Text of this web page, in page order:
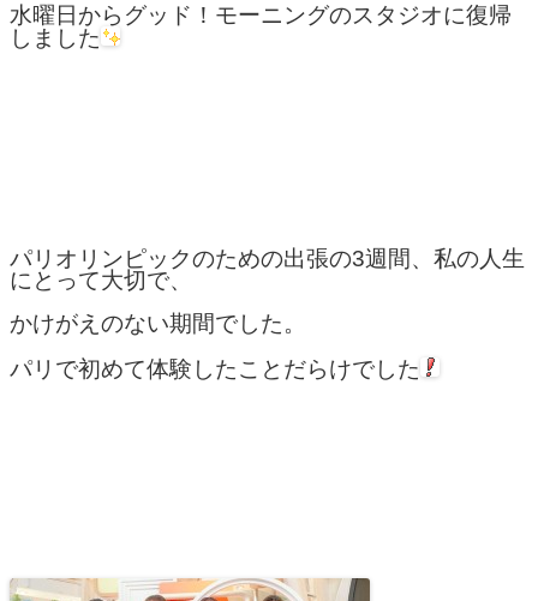
水曜日からグッド！モーニングのスタジオに復帰
しました
パリオリンピックのための出張の3週間、私の人生
にとって大切で、
かけがえのない期間でした。
パリで初めて体験したことだらけでした